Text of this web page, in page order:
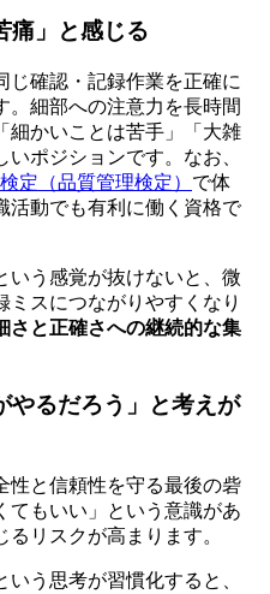
痛」と感じる
じ確認・記録作業を正確に
。細部への注意力を長時間
細かいことは苦手」「大雑
ポジションです。なお、
定（品質管理検定） で体
活動でも有利に働く資格で
いう感覚が抜けないと、微
スにつながりやすくなり
さと正確さへの継続的な集
るだろう」と考えが
性と信頼性を守る最後の砦
てもいい」という意識があ
リスクが高まります。
いう思考が習慣化すると、